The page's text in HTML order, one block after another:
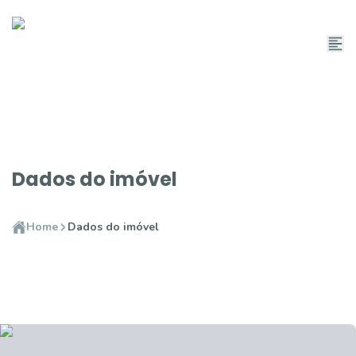
Dados do imóvel
Home Dados do imóvel